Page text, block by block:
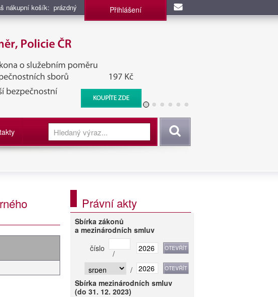
nákupní košík: prázdný Přihlášení
Vězeňská služba, BIS, Zpravodajské
Vyhledat
Právní akty
Sbírka zákonů
a mezinárodních smluv
číslo
/
/
Sbírka mezinárodních smluv
(do 31. 12. 2023)